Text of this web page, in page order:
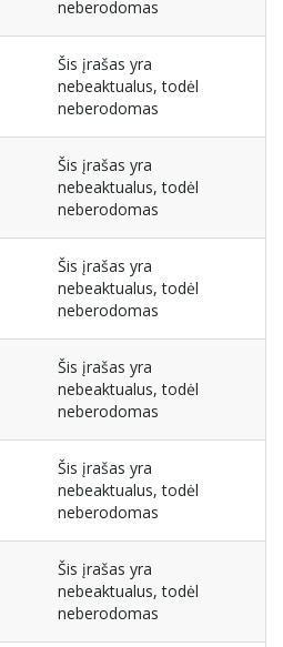
neberodomas
Šis įrašas yra
nebeaktualus, todėl
neberodomas
Šis įrašas yra
nebeaktualus, todėl
neberodomas
Šis įrašas yra
nebeaktualus, todėl
neberodomas
Šis įrašas yra
nebeaktualus, todėl
neberodomas
Šis įrašas yra
nebeaktualus, todėl
neberodomas
Šis įrašas yra
nebeaktualus, todėl
neberodomas